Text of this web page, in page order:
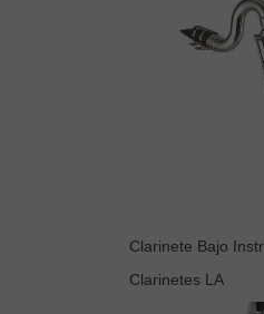
Clarinete Bajo
Clarinetes LA